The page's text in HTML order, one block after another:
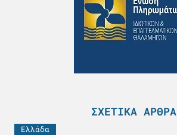
ΣΧΕΤΙΚΆ ΆΡΘΡΑ
Ελλάδα